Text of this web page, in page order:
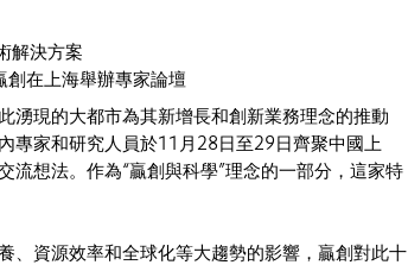
解決方案
創在上海舉辦專家論壇
湧現的大都市為其新增長和創新業務理念的推動
專家和研究人員於11月28日至29日齊聚中國上
流想法。作為“贏創與科學”理念的一部分，這家特
、資源效率和全球化等大趨勢的影響，贏創對此十